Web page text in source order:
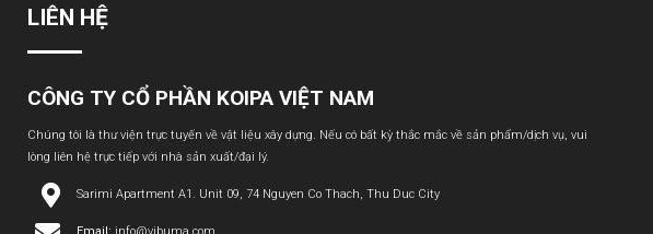
LIÊN HỆ
CÔNG TY CỔ PHẦN KOIPA VIỆT NAM
Chúng tôi là thư viện trực tuyến về vật liệu xây dựng. Nếu có bất kỳ thắc mắc về sản phẩm/dịch vụ, vui
lòng liên hệ trực tiếp với nhà sản xuất/đại lý.
Sarimi Apartment A1. Unit 09, 74 Nguyen Co Thach, Thu Duc City
Email: info@vibuma.com